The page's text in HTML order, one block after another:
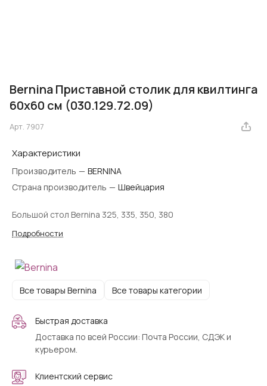
Bernina Приставной столик для квилтинга
60x60 см (030.129.72.09)
Арт. 7907
Характеристики
Производитель — BERNINA
Страна производитель — Швейцария
Большой стол Bernina 325, 335, 350, 380
Подробности
Все товары Bernina Все товары категории
Быстрая доставка
Доставка по всей России: Почта России, СДЭК и
курьером.
Клиентский сервис